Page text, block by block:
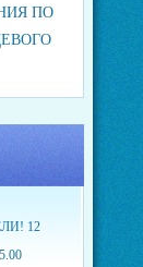
ПО
12